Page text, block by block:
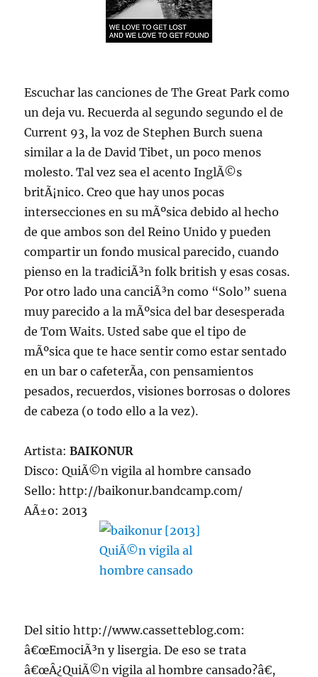
Escuchar las canciones de The Great Park como
un deja vu. Recuerda al segundo segundo el de
Current 93, la voz de Stephen Burch suena
similar a la de David Tibet, un poco menos
molesto. Tal vez sea el acento InglÃ©s
britÃ¡nico. Creo que hay unos pocas
intersecciones en su mÃºsica debido al hecho
de que ambos son del Reino Unido y pueden
compartir un fondo musical parecido, cuando
pienso en la tradiciÃ³n folk british y esas cosas.
Por otro lado una canciÃ³n como “Solo” suena
muy parecido a la mÃºsica del bar desesperada
de Tom Waits. Usted sabe que el tipo de
mÃºsica que te hace sentir como estar sentado
en un bar o cafeterÃ­a, con pensamientos
pesados, recuerdos, visiones borrosas o dolores
de cabeza (o todo ello a la vez).
Artista:BAIKONUR
Disco: QuiÃ©n vigila al hombre cansado
Sello: http://baikonur.bandcamp.com/
AÃ±o: 2013
Del sitio http://www.cassetteblog.com:
â€œEmociÃ³n y lisergia. De eso se trata
â€œÂ¿QuiÃ©n vigila al hombre cansado?â€,